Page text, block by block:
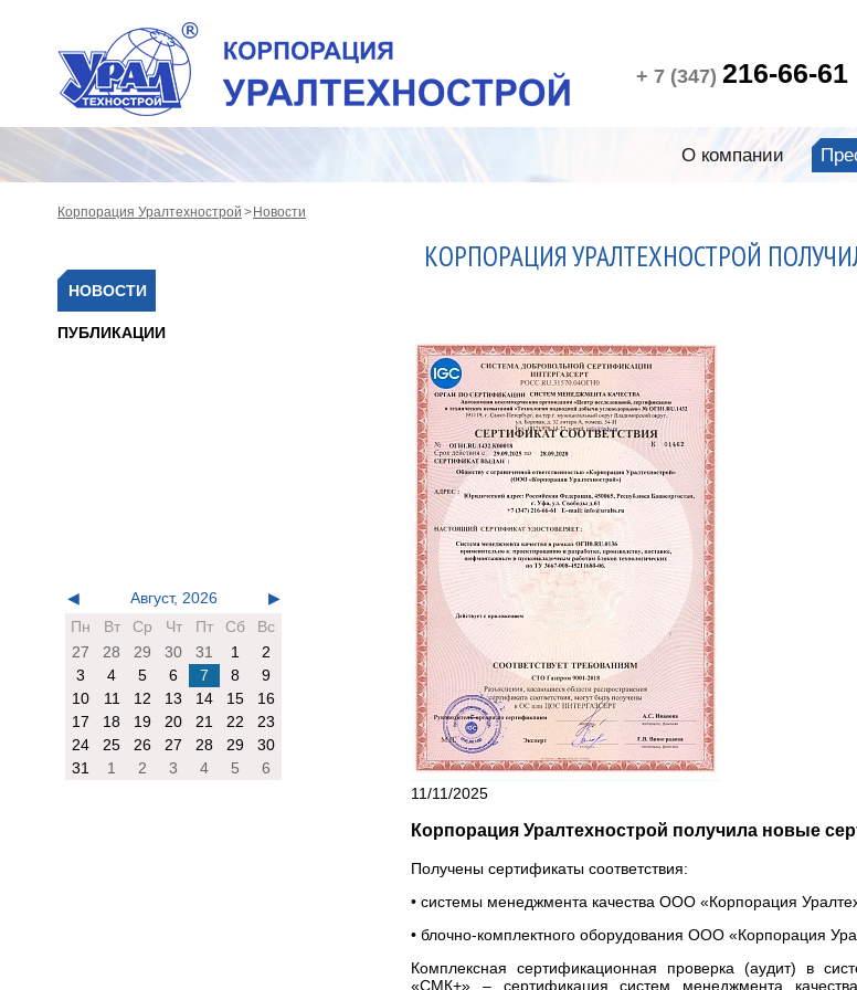
+ 7 (347) 216-66-61
О компании
Корпорация Уралтехнострой Новости
НОВОСТИ
ПУБЛИКАЦИИ
◀ Август, 2026
▶
Пн
Вт Ср Чт Пт Сб
Вс
27
28 29 30 31 1
2
3
4 5 6 7 8
9
10
11 12 13 14 15
16
17
18 19 20 21 22
23
24
25 26 27 28 29
30
31
1 2 3 4 5 6
КОРПОРАЦИЯ УРАЛТЕХНОСТРОЙ
11/11/2025
Корпорация Уралтехнострой получила новые
Получены сертификаты соответствия:
• системы менеджмента качества ООО «Корпорация
• блочно-комплектного оборудования ООО «Корпорация
Комплексная сертификационная проверка (аудит) в
«СМК+» – сертификация систем менеджмента